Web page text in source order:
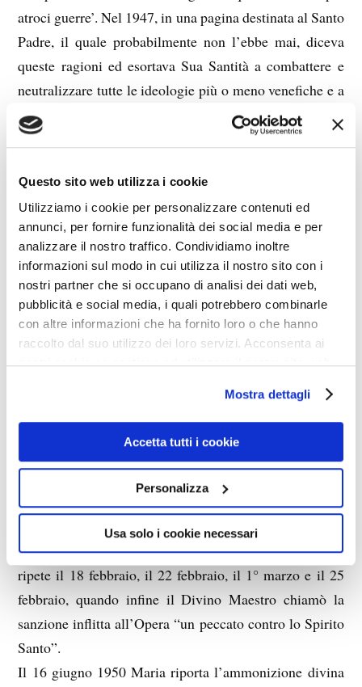
Questo sito web utilizza i cookie
Utilizziamo i cookie per personalizzare contenuti ed
annunci, per fornire funzionalità dei social media e per
analizzare il nostro traffico. Condividiamo inoltre
informazioni sul modo in cui utilizza il nostro sito con i
nostri partner che si occupano di analisi dei dati web,
pubblicità e social media, i quali potrebbero combinarle
con altre informazioni che ha fornito loro o che hanno
raccolto dal suo utilizzo dei loro servizi. Acconsenta ai
nostri cookie se continua ad utilizzare il nostro sito web.
Mostra dettagli
Accetta tutti i cookie
Personalizza
Usa solo i cookie necessari
atroci guerre’. Nel 1947, in una pagina destinata al Santo
Padre, il quale probabilmente non l’ebbe mai, diceva
queste ragioni ed esortava Sua Santità a combattere e
neutralizzare tutte le ideologie più o meno venefiche e a
contrastare l’avanzata sulla Terra del Dragone Rosso
opponendogli il Vangelo, reso completo e gradevole
modo, mai letto la Parola che è Vita.” (p. 90, corsivi nel
testo). Fu l’ignavia e l’ostilità degli uomini di Chiesa a
vanificare questo divino progetto.
Il 24 luglio 1950, Maria rivelò: “Il 14 giugno,
avvisandomi che avrebbe sospeso le spiegazioni delle
Epistole Paoline [Cristo] mi disse che faceva così
perché ‘si agiva male verso l’Opera ed era inutile
ignoravo che il Santo Uffizio aveva avocato a sé la cosa,
strappandola dalle mani e al giudizio di S.E. il Vescovo
di Sora e del Suo Revisore Monsignor Lattanzi, [ancora
Cristo] disse che ‘avrebbe strappato a sua volta le cose a
cui più tenevano, a coloro che non lo servivano e che
sarebbe venuto un giorno in cui io e tutti avremmo
conosciuto le azioni di molti’.” (p. 91). Questo avviso si
ripete il 18 febbraio, il 22 febbraio, il 1° marzo e il 25
febbraio, quando infine il Divino Maestro chiamò la
sanzione inflitta all’Opera “un peccato contro lo Spirito
Santo”.
Il 16 giugno 1950 Maria riporta l’ammonizione divina